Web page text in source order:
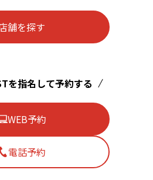
舗を探す
を指名して予約する
WEB予約
電話予約